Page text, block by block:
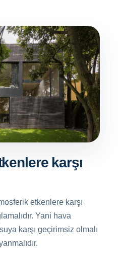
karşı
etkenlere karşı
Yani hava
karşı geçirimsiz olmalı